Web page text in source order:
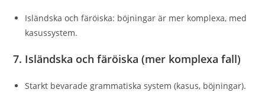
Isländska och färöiska: böjningar är mer komplexa, med
kasussystem.
7. Isländska och färöiska (mer komplexa fall)
Starkt bevarade grammatiska system (kasus, böjningar).